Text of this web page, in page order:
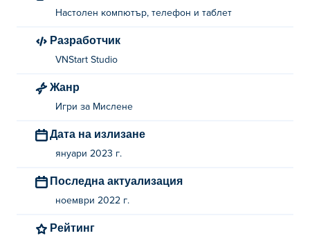
Настолен компютър, телефон и таблет
Разработчик
VNStart Studio
Жанр
Игри за Мислене
Дата на излизане
януари 2023 г.
Последна актуализация
ноември 2022 г.
Рейтинг